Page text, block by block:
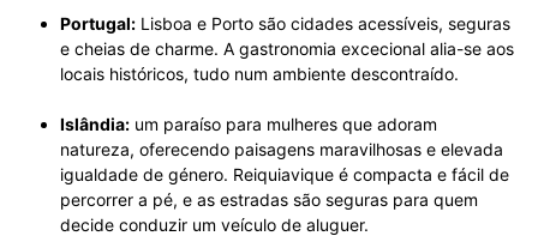
Portugal: Lisboa e Porto são cidades acessíveis, seguras
e cheias de charme. A gastronomia excecional alia-se aos
locais históricos, tudo num ambiente descontraído.
Islândia: um paraíso para mulheres que adoram
natureza, oferecendo paisagens maravilhosas e elevada
igualdade de género. Reiquiavique é compacta e fácil de
percorrer a pé, e as estradas são seguras para quem
decide conduzir um veículo de aluguer.